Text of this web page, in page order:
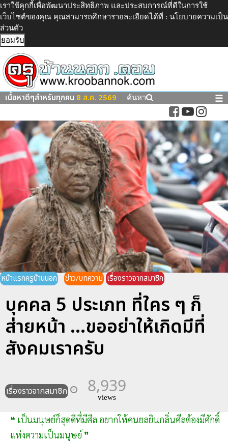
เราใช้คุกกี้เพื่อพัฒนาประสิทธิภาพ และประสบการณ์ที่ดีในการใช้
เว็บไซต์ของคุณ คุณสามารถศึกษารายละเอียดได้ที่ : นโยบายความเป็น
ส่วนตัว
ยอมรับ
เนื้อหาดีๆสำหรับทุกคน 8 ส.ค. 2569 ค้นหา ☰
หน้าแรกครูบ้านนอก ข่าว/บทความ เรื่องราวจากสมาชิก
บุคคล 5 ประเภท ที่ใคร ๆ ก็
ส่ายหน้า ...ขออย่าให้เกิดมีที่
สังคมเราครับ
เรื่องราวจากสมาชิก 8,939
views
❝ เป็นมนุษย์ก็สุดดีที่มีศีล อยากให้คนยลยินกลิ่นศีลต้องมีศักดิ์
แห่งความเป็นมนุษย์ ❞